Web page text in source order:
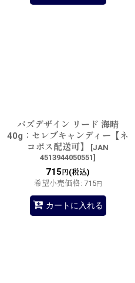
パズデザイン リード 海晴
40g：セレブキャンディー【ネ
コポス配送可】
[JAN
4513944050551]
715 円(税込)
希望小売価格: 715円
カートに入れる